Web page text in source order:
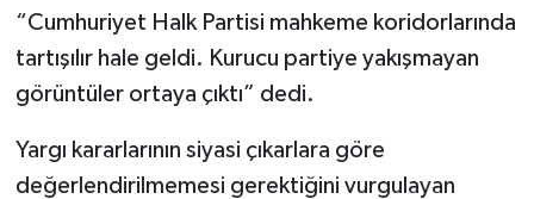
“Cumhuriyet Halk Partisi mahkeme koridorlarında
tartışılır hale geldi. Kurucu partiye yakışmayan
görüntüler ortaya çıktı” dedi.
Yargı kararlarının siyasi çıkarlara göre
değerlendirilmemesi gerektiğini vurgulayan